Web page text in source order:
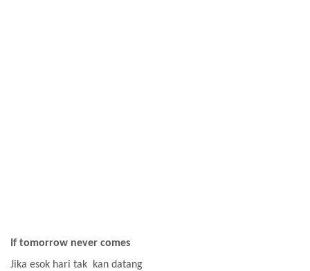
If tomorrow never comes
Jika esok hari tak kan datang